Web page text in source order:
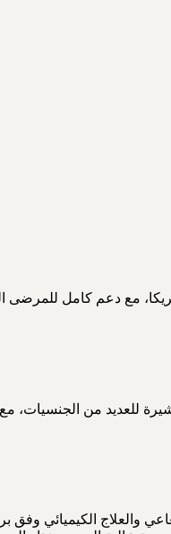
للعديد من الجنسيات، مع
والعلاج الكيميائي وفق